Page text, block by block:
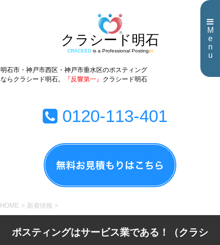
M
e
n
u
クラシード明石
CRACEEDis a Professional Postinger
明石市・神戸市西区・神戸市垂水区のポスティング
ならクラシード明石。
『反響第一』 クラシード明石
0120-113-401
HOME > 新着情報 >
ポスティングはサービス業である！（クラシ